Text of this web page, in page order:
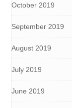
October 2019
September 2019
August 2019
July 2019
June 2019